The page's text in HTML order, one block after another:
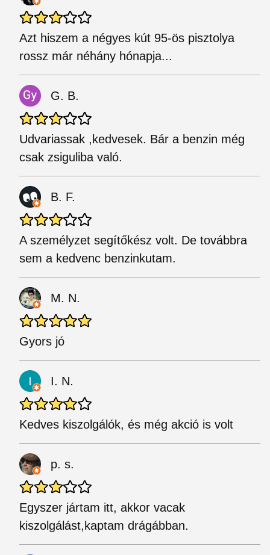
Azt hiszem a négyes kút 95-ös pisztolya
rossz már néhány hónapja...
G. B.
Udvariassak ,kedvesek. Bár a benzin még
csak zsiguliba való.
B. F.
A személyzet segítőkész volt. De továbbra
sem a kedvenc benzinkutam.
M. N.
Gyors jó
I. N.
Kedves kiszolgálók, és még akció is volt
p. s.
Egyszer jártam itt, akkor vacak
kiszolgálást,kaptam drágábban.